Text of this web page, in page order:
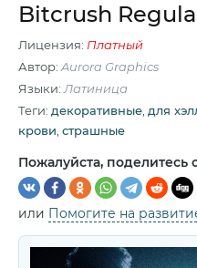
Bitcrush
Лицензия: Платный
Автор: Aurora Graphics
Языки: Латиница
Теги: декоративные для
крови страшные
Пожалуйста, поделитесь
или Помогите на